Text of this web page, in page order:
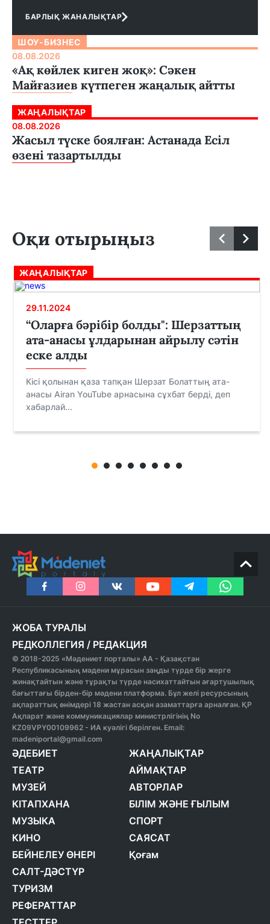
БАРЛЫҚ ЖАНАЛЫҚТАР
ШОУ-БИЗНЕС
08.08.2026
«Ақ көйлек киген жоқ»: Сәкен
Майғазиев күтпеген жаңалық айтты
ЖАҢАЛЫҚТАР
08.08.2026
Жасыл түске боялған: Астанада Есіл
өзені тазартылды
Оқи отырыңыз
ЖАҢАЛЫҚТАР
29.11.2024
“Оларға бәрібір болды": Шерзаттың
ата-анасы ұлдарынан айрылу сәтін
еске алды
Кісі қолынан қаза тапқан Шерзат Болаттың ата-
анасы Airan YouTube арнасына сұхбат берді, деп
хабарлай...
ЖОБА ТУРАЛЫ
РЕДКОЛЛЕГИЯ / РЕДАКЦИЯ
© 2018-2025 «Мәдениет порталы» АА - Қазақстан
Республикасының мәдени мұрасын заңды түрде бір жерге
жинақтайтын және тұрақты түрде насихаттайтын ағартушылық
бағыттағы бірден-бір мәдени платформа. Бұл желі ресурсының
ақпараттық өнімдері 18 жастан асқан азаматтарға арналған. ҚР
Ақпарат және коммуникациялар министрлігінің No
KZ09VPY00109962 - ИА куәлігі берілген. Email:
madeniportal@gmail.com
ӘДЕБИЕТ
ТЕАТР
МУЗЕЙ
КІТАПХАНА
МУЗЫКА
КИНО
БЕЙНЕЛЕУ ӨНЕРІ
САЛТ-ДӘСТҮР
ТУРИЗМ
РЕФЕРАТТАР
ЖАҢАЛЫҚТАР
АЙМАҚТАР
АВТОРЛАР
БІЛІМ ЖӘНЕ ҒЫЛЫМ
СПОРТ
САЯСАТ
Қоғам